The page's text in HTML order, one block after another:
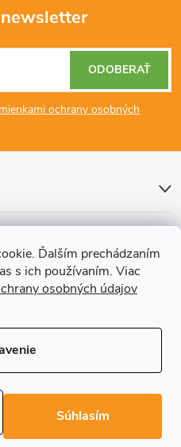
Ďalším prechádzaním
s ich používaním. Viac
osobných údajov
Súhlasím
ochrany osobných
ODOBERAŤ
práva vyhradené.Upraviť nastavenie